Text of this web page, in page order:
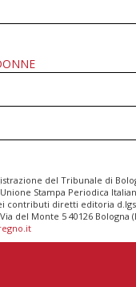
del Tribunale di
Stampa Periodica
contributi diretti editoria d.lgs
del Monte 5 40126 Bologna